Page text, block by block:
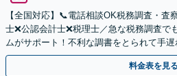
【全国対応】📞電話相談OK税務調査・査
士❌公認会計士❌税理士／急な税務調査で
ムがサポート！不利な調書をとられて手
い。
料金表を見る